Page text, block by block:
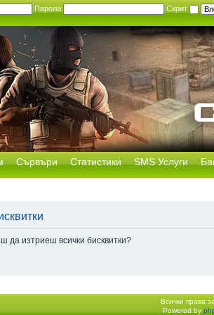
Парола: Скрит
Сървъри Статистики SMS Услуги
да изтриеш всички бисквитки?
Всички права
Powered by